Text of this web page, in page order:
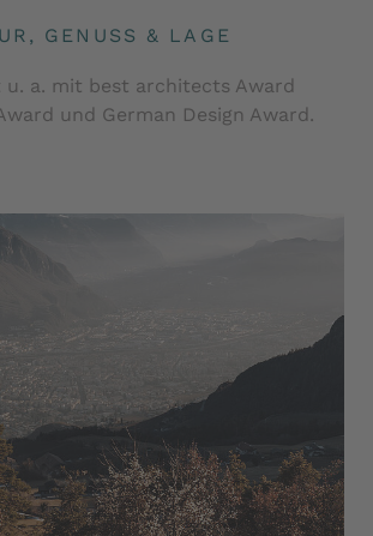
GENUSS & LAGE
u. a. mit best architects Award
und German Design Award.